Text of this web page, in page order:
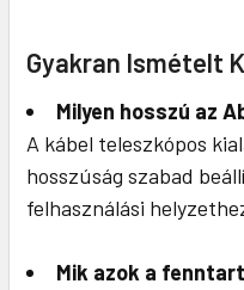
Gyakran Ismételt
Milyen hosszú az
A kábel teleszkópos
hosszúság szabad
felhasználási
Mik azok a